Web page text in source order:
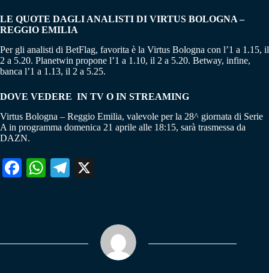
LE QUOTE DAGLI ANALISTI DI VIRTUS BOLOGNA –
REGGIO EMILIA
Per gli analisti di BetFlag, favorita è la Virtus Bologna con l’1 a 1.15, il
2 a 5.20. Planetwin propone l’1 a 1.10, il 2 a 5.20. Betway, infine,
banca l’1 a 1.13, il 2 a 5.25.
DOVE VEDERE IN TV O IN STREAMING
Virtus Bologna – Reggio Emilia, valevole per la 28^ giornata di Serie
A in programma domenica 21 aprile alle 18:15, sarà trasmessa da
DAZN.
Fa W
pp
Te
m